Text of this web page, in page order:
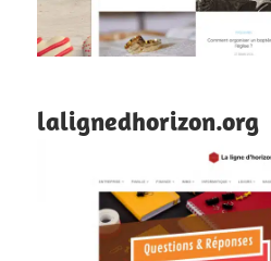
lalignedhorizon.org